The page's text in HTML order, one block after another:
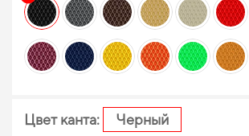
Цвет канта: Черный